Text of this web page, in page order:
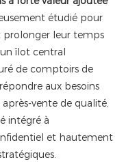
étudié pour
prolonger leur temps
îlot central
de comptoirs de
aux besoins
après-vente de qualité,
intégré à
et hautement